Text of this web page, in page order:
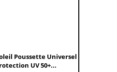
Poussette Universel
UV 50+...